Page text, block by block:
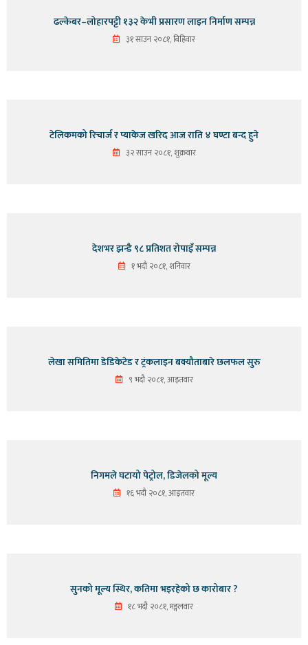
ढल्केबर–लोहारपट्टी १३२ केभी प्रसारण लाइन निर्माण सम्पन्न
३१ साउन २०८१, बिहिवार
टेलिकमको रिचार्ज र प्याकेज खरिद आज राति ४ घण्टा बन्द हुने
३२ साउन २०८१, शुक्रवार
देशभर झन्डै ९८ प्रतिशत रोपाइँ सम्पन्न
१ भदौ २०८१, शनिवार
लेखा समितिमा डेडिकेटेड र ट्रंकलाइन बक्यौताबारे छलफल सुरु
९ भदौ २०८१, आइतवार
निगमले घटायो पेट्रोल, डिजेलको मूल्य
१६ भदौ २०८१, आइतवार
सुनको मूल्य स्थिर, कतिमा भइरहेको छ कारोबार ?
१८ भदौ २०८१, मङ्गलवार